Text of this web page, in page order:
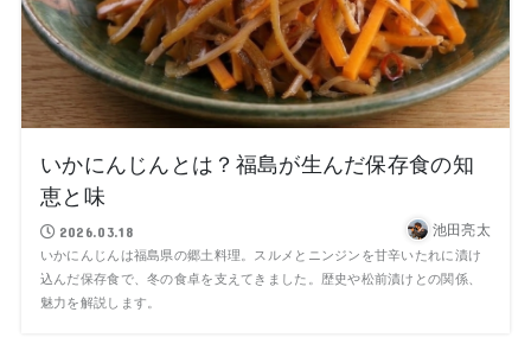
いかにんじんとは？福島が生んだ保存食の知
恵と味
2026.03.18 池田亮太
いかにんじんは福島県の郷土料理。スルメとニンジンを甘辛いたれに漬け
込んだ保存食で、冬の食卓を支えてきました。歴史や松前漬けとの関係、
魅力を解説します。